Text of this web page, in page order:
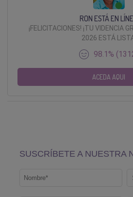
RON ESTÁ EN
¡FELICITACIONES! ¡TU VIDENCIA
2026 ESTÁ
98.1%
ACEDA AQUI